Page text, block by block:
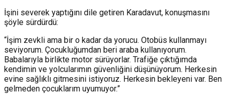
İşini severek yaptığını dile getiren Karadavut, konuşmasını
şöyle sürdürdü:
“İşim zevkli ama bir o kadar da yorucu. Otobüs kullanmayı
seviyorum. Çocukluğumdan beri araba kullanıyorum.
Babalarıyla birlikte motor sürüyorlar. Trafiğe çıktığımda
kendimin ve yolcularımın güvenliğini düşünüyorum. Herkesin
evine sağlıklı gitmesini istiyoruz. Herkesin bekleyeni var. Ben
gelmeden çocuklarım uyumuyor.”